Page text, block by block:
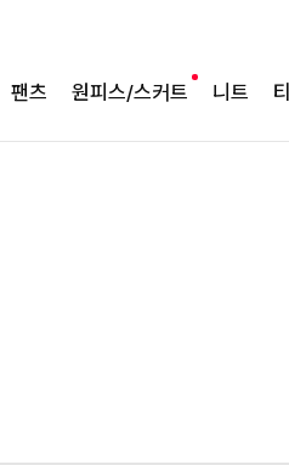
팬츠 원피스/스커트 니트